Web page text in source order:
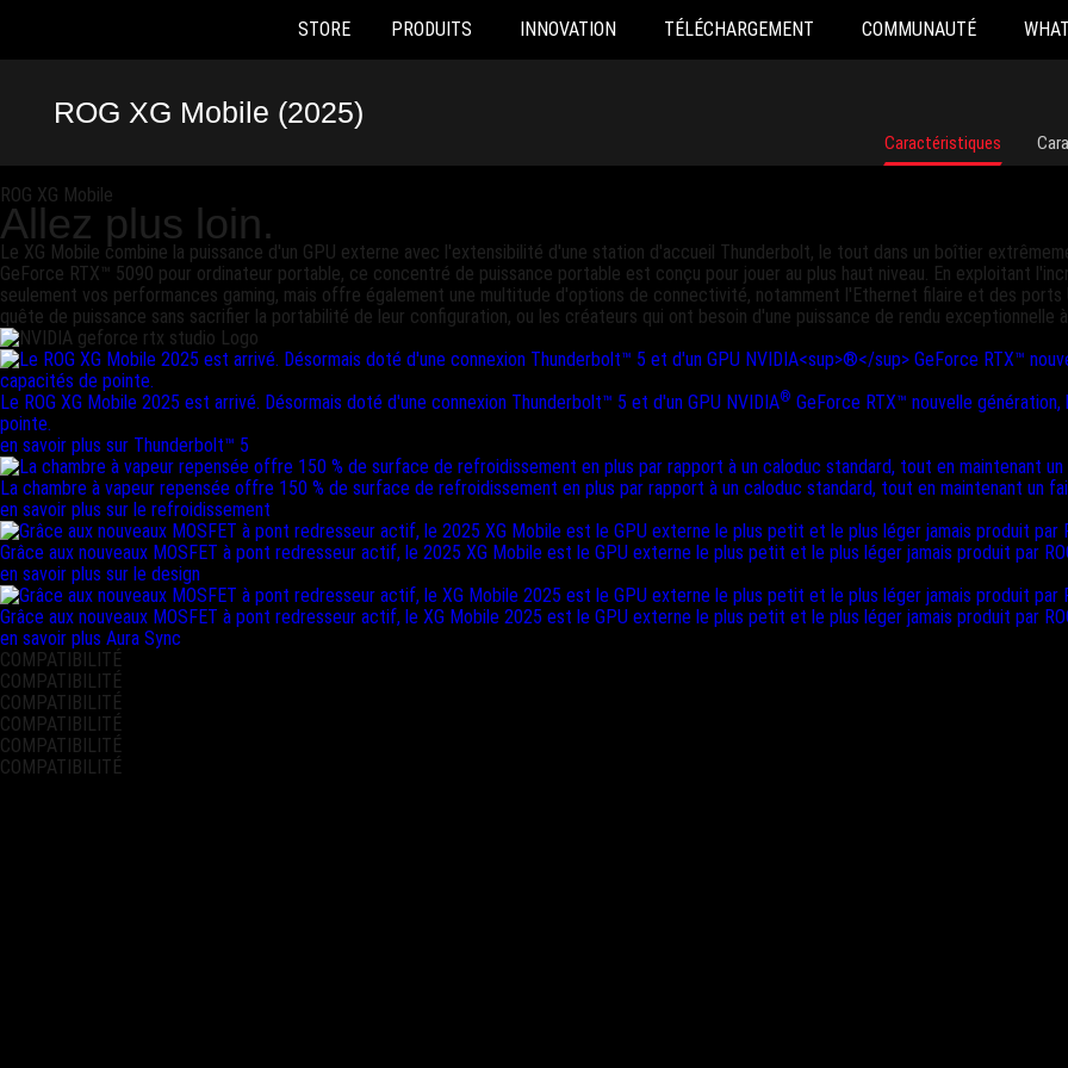
Accessibility links
STORE PRODUITS INNOVATION TÉLÉCHARGEMENT COMMUNAUTÉ
ROG XG Mobile (2025)
Caractéristiques
ROG XG Mobile
Allez plus loin.
Le XG Mobile combine la puissance d'un GPU externe avec l'extensibilité d'une station d'accueil Thunderbolt, le tout dans un boîtier
GeForce RTX™ 5090 pour ordinateur portable, ce concentré de puissance portable est conçu pour jouer au plus haut niveau. En exploitant
seulement vos performances gaming, mais offre également une multitude d'options de connectivité, notamment l'Ethernet filaire et des
quête de puissance sans sacrifier la portabilité de leur configuration, ou les créateurs qui ont besoin d'une puissance de rendu exceptionnelle
Le ROG XG Mobile 2025 est arrivé. Désormais doté d'une connexion Thunderbolt™ 5 et d'un GPU NVIDIA® GeForce RTX™ nouvelle
pointe.
en savoir plus sur Thunderbolt™ 5
La chambre à vapeur repensée offre 150 % de surface de refroidissement en plus par rapport à un caloduc standard, tout en maintenant un
en savoir plus sur le refroidissement
Grâce aux nouveaux MOSFET à pont redresseur actif, le 2025 XG Mobile est le GPU externe le plus petit et le plus léger jamais produit par
en savoir plus sur le design
Grâce aux nouveaux MOSFET à pont redresseur actif, le XG Mobile 2025 est le GPU externe le plus petit et le plus léger jamais produit par
en savoir plus Aura Sync
COMPATIBILITÉ
COMPATIBILITÉ
COMPATIBILITÉ
COMPATIBILITÉ
COMPATIBILITÉ
COMPATIBILITÉ